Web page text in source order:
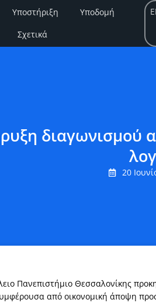
Υποστήριξη
Υποδομή
Σχετικά
διαγωνισμού
20
Πανεπιστήμιο Θεσσαλονίκης
από οικονομική άποψη